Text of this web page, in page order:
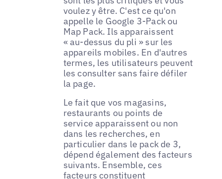
voulez y être. C'est ce qu'on
appelle le Google 3-Pack ou
Map Pack. Ils apparaissent
« au-dessus du pli » sur les
appareils mobiles. En d'autres
termes, les utilisateurs peuvent
les consulter sans faire défiler
la page.
Le fait que vos magasins,
restaurants ou points de
service apparaissent ou non
dans les recherches, en
particulier dans le pack de 3,
dépend également des facteurs
suivants. Ensemble, ces
facteurs constituent